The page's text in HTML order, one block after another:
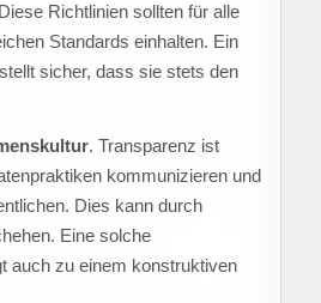
Richtlinien sollten für alle
Standards einhalten. Ein
sicher, dass sie stets den
. Transparenz ist
kommunizieren und
Dies kann durch
Eine solche
auch zu einem konstruktiven